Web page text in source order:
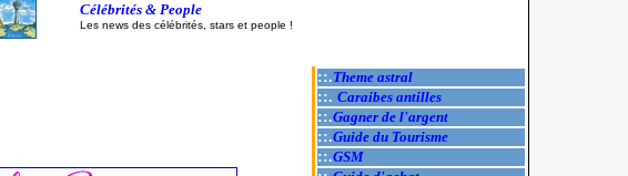
Célébrités & People
Les news des célébrités, stars et people !
::.Theme astral
::. Caraibes antilles
::.Gagner de l'argent
::.Guide du Tourisme
::.GSM